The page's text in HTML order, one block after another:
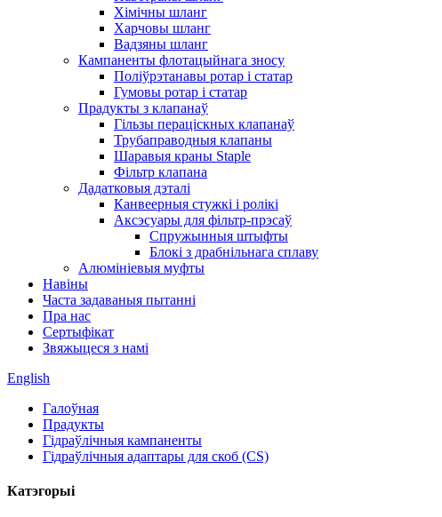
Хімічны шланг
Харчовы шланг
Вадзяны шланг
Кампаненты флотацыйнага зносу
Поліўрэтанавы ротар і статар
Гумовы ротар і статар
Прадукты з клапанаў
Гільзы пераціскных клапанаў
Трубаправодныя клапаны
Шаравыя краны Staple
Фільтр клапана
Дадатковыя дэталі
Канвеерныя стужкі і ролікі
Аксэсуары для фільтр-прэсаў
Спружынныя штыфты
Блокі з драбнільнага сплаву
Алюмініевыя муфты
Навіны
Часта задаваныя пытанні
Пра нас
Сертыфікат
Звяжыцеся з намі
English
Галоўная
Прадукты
Гідраўлічныя кампаненты
Гідраўлічныя адаптары для скоб (CS)
Катэгорыі